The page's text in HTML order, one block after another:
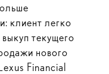
клиент легко
текущего
нового
Financial